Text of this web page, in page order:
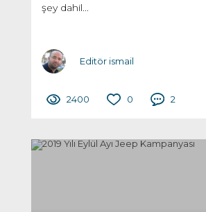
şey dahil...
Editör ismail
2400 0 2